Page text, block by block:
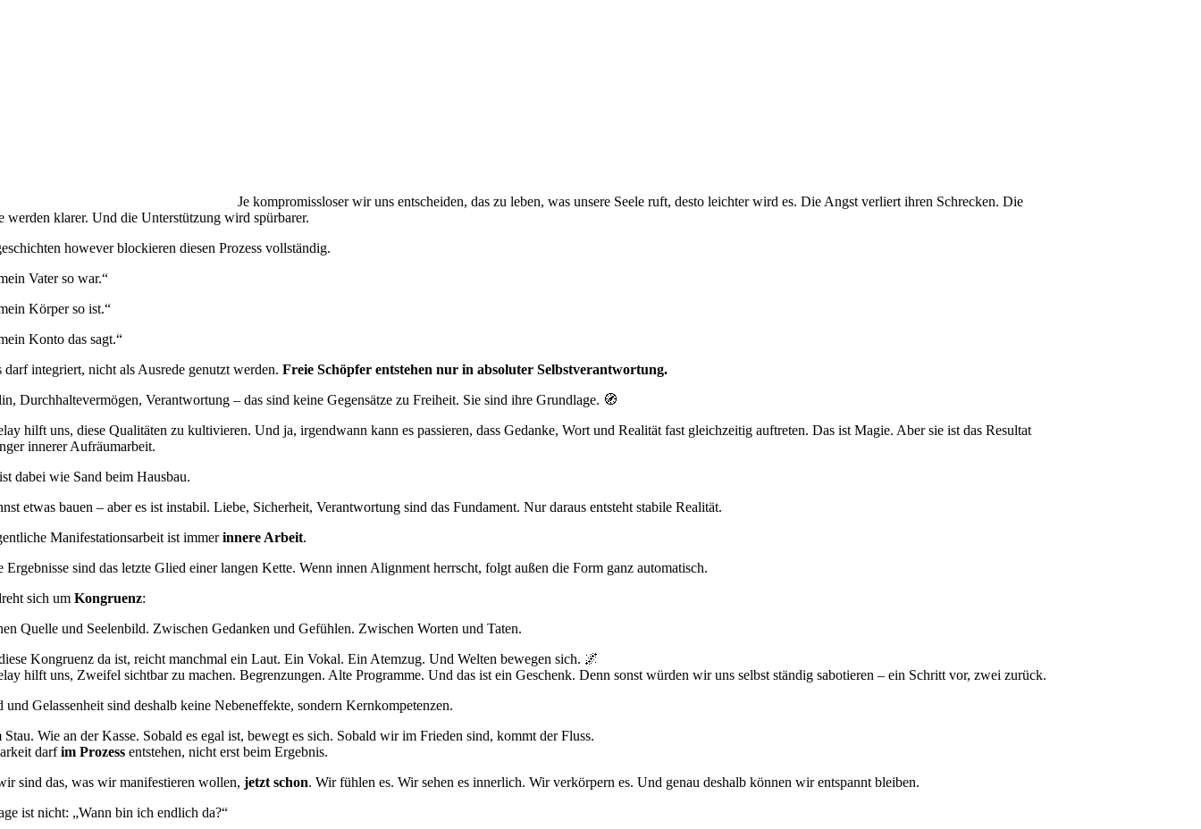
Je kompromissloser wir uns entscheiden, das zu leben, was unsere Seele ruft, desto leichter wird es. Die Angst verliert ihren Schrecken. Die
werden klarer. Und die Unterstützung wird spürbarer.
however blockieren diesen Prozess vollständig.
Vater so war.“
Körper so ist.“
Konto das sagt.“
darf integriert, nicht als Ausrede genutzt werden.Freie Schöpfer entstehen nur in absoluter Selbstverantwortung.
Durchhaltevermögen, Verantwortung – das sind keine Gegensätze zu Freiheit. Sie sind ihre Grundlage. 🧭
hilft uns, diese Qualitäten zu kultivieren. Und ja, irgendwann kann es passieren, dass Gedanke, Wort und Realität fast gleichzeitig auftreten. Das ist Magie. Aber sie ist das Resultat
innerer Aufräumarbeit.
dabei wie Sand beim Hausbau.
etwas bauen – aber es ist instabil. Liebe, Sicherheit, Verantwortung sind das Fundament. Nur daraus entsteht stabile Realität.
Manifestationsarbeit ist immerinnere Arbeit.
Ergebnisse sind das letzte Glied einer langen Kette. Wenn innen Alignment herrscht, folgt außen die Form ganz automatisch.
sich umKongruenz:
Quelle und Seelenbild. Zwischen Gedanken und Gefühlen. Zwischen Worten und Taten.
Kongruenz da ist, reicht manchmal ein Laut. Ein Vokal. Ein Atemzug. Und Welten bewegen sich. 🌌
hilft uns, Zweifel sichtbar zu machen. Begrenzungen. Alte Programme. Und das ist ein Geschenk. Denn sonst würden wir uns selbst ständig sabotieren – ein Schritt vor, zwei zurück.
und Gelassenheit sind deshalb keine Nebeneffekte, sondern Kernkompetenzen.
Stau. Wie an der Kasse. Sobald es egal ist, bewegt es sich. Sobald wir im Frieden sind, kommt der Fluss.
darfim Prozess entstehen, nicht erst beim Ergebnis.
sind das, was wir manifestieren wollen,jetzt schon. Wir fühlen es. Wir sehen es innerlich. Wir verkörpern es. Und genau deshalb können wir entspannt bleiben.
ist nicht: „Wann bin ich endlich da?“